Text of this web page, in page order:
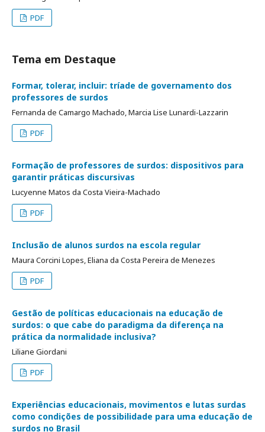
PDF
Tema em Destaque
Formar, tolerar, incluir: tríade de governamento dos
professores de surdos
Fernanda de Camargo Machado, Marcia Lise Lunardi-Lazzarin
PDF
Formação de professores de surdos: dispositivos para
garantir práticas discursivas
Lucyenne Matos da Costa Vieira-Machado
PDF
Inclusão de alunos surdos na escola regular
Maura Corcini Lopes, Eliana da Costa Pereira de Menezes
PDF
Gestão de políticas educacionais na educação de
surdos: o que cabe do paradigma da diferença na
prática da normalidade inclusiva?
Liliane Giordani
PDF
Experiências educacionais, movimentos e lutas surdas
como condições de possibilidade para uma educação de
surdos no Brasil